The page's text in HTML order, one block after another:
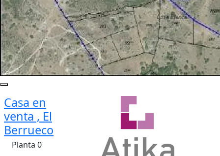
Casa en
venta , El
Berrueco
Planta 0